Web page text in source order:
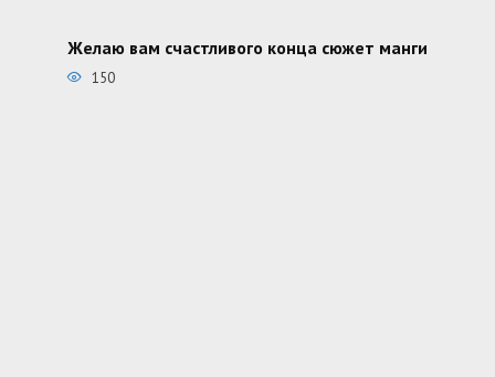
Желаю вам счастливого конца сюжет манги
150